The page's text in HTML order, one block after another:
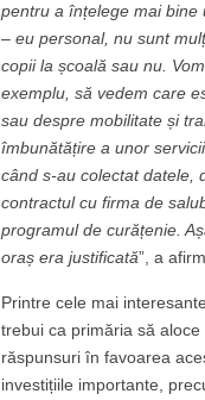
pentru a înțelege mai bine
– eu personal, nu sunt
copii la școală sau nu.
exemplu, să vedem care
sau despre mobilitate și
îmbunătățire a unor
când s-au colectat datele,
contractul cu firma de
programul de curățenie.
oraș era justificată”, a
Printre cele mai
trebui ca primăria să
răspunsuri în favoarea
investițiile importante,